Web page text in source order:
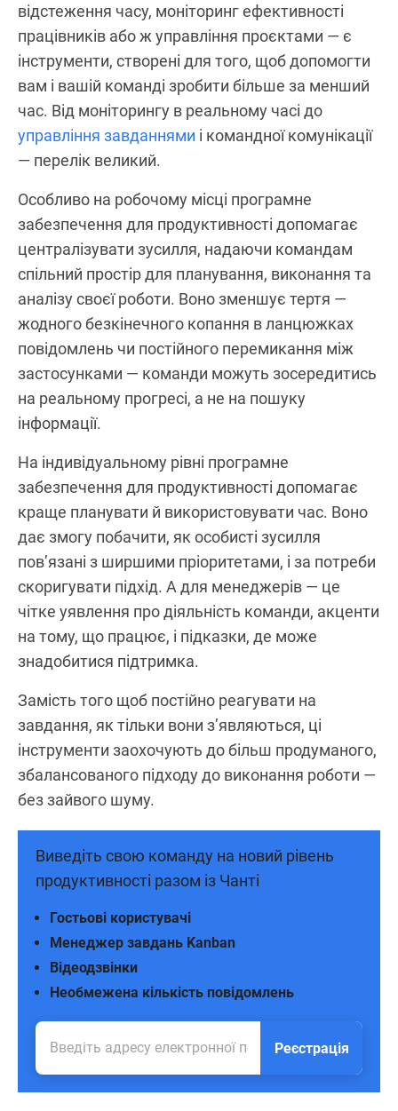
відстеження часу, моніторинг ефективності
працівників або ж управління проєктами — є
інструменти, створені для того, щоб допомогти
вам і вашій команді зробити більше за менший
час. Від моніторингу в реальному часі до
управління завданнями і командної комунікації
— перелік великий.
Особливо на робочому місці програмне
забезпечення для продуктивності допомагає
централізувати зусилля, надаючи командам
спільний простір для планування, виконання та
аналізу своєї роботи. Воно зменшує тертя —
жодного безкінечного копання в ланцюжках
повідомлень чи постійного перемикання між
застосунками — команди можуть зосередитись
на реальному прогресі, а не на пошуку
інформації.
На індивідуальному рівні програмне
забезпечення для продуктивності допомагає
краще планувати й використовувати час. Воно
дає змогу побачити, як особисті зусилля
пов’язані з ширшими пріоритетами, і за потреби
скоригувати підхід. А для менеджерів — це
чітке уявлення про діяльність команди, акценти
на тому, що працює, і підказки, де може
знадобитися підтримка.
Замість того щоб постійно реагувати на
завдання, як тільки вони з’являються, ці
інструменти заохочують до більш продуманого,
збалансованого підходу до виконання роботи —
без зайвого шуму.
Виведіть свою команду на новий рівень
продуктивності разом із Чанті
Необмежена кількість повідомлень
Відеодзвінки
Менеджер завдань Kanban
Гостьові користувачі
Реєстрація